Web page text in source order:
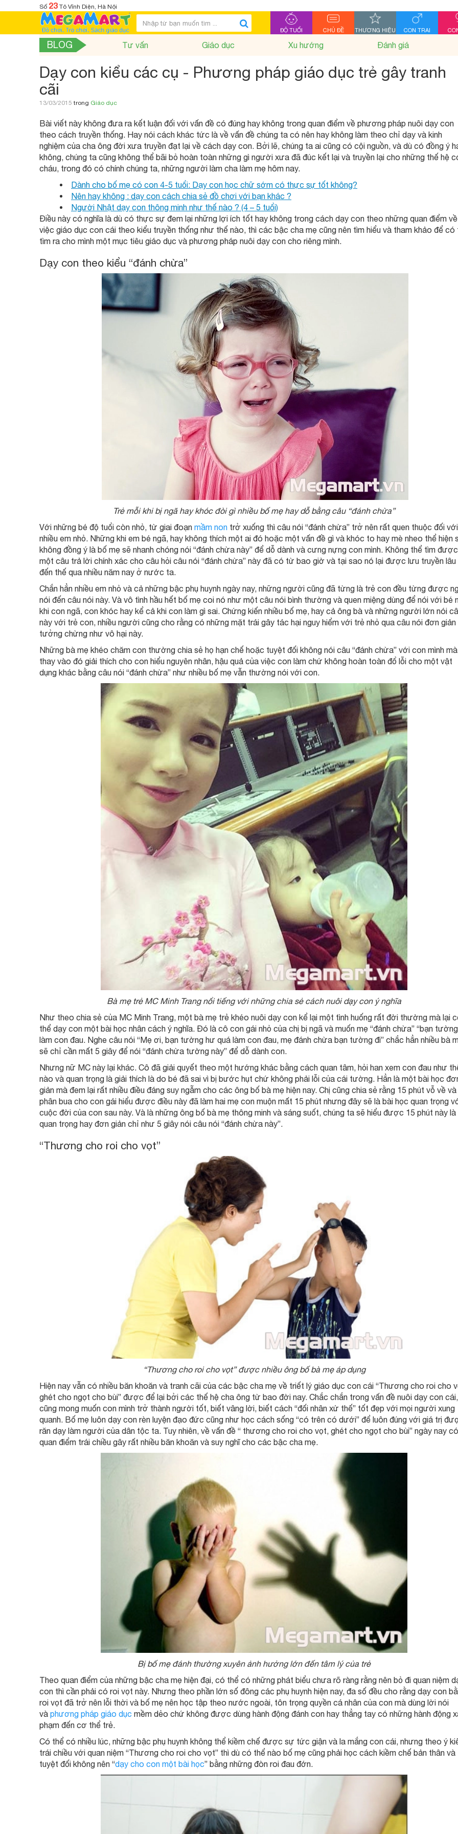
Số 23 Tô Vĩnh Diện, Hà Nội
ĐỘ TUỔI CHỦ ĐỀ THƯƠNG HIỆU CON TRAI
BLOG Tư vấn Giáo dục Xu hướng Đánh giá
Dạy con kiểu các cụ - Phương pháp giáo dục trẻ gây tranh
cãi
13/03/2015 trong Giáo dục
Bài viết này không đưa ra kết luận đối với vấn đề có đúng hay không trong quan điểm về phương pháp nuôi dạy con
theo cách truyền thống. Hay nói cách khác tức là về vấn đề chúng ta có nên hay không làm theo chỉ dạy và kinh
nghiệm của cha ông đời xưa truyền đạt lại về cách dạy con. Bởi lẽ, chúng ta ai cũng có cội nguồn, và dù có đồng ý
không, chúng ta cũng không thể bãi bỏ hoàn toàn những gì người xưa đã đúc kết lại và truyền lại cho những thế hệ
cháu, trong đó có chính chúng ta, những người làm cha làm mẹ hôm nay.
Dành cho bố mẹ có con 4-5 tuổi: Dạy con học chữ sớm có thực sự tốt không?
Nên hay không : dạy con cách chia sẻ đồ chơi với bạn khác ?
Người Nhật dạy con thông minh như thế nào ? (4 – 5 tuổi)
Điều này có nghĩa là dù có thực sự đem lại những lợi ích tốt hay không trong cách dạy con theo những quan điểm về
việc giáo dục con cái theo kiểu truyền thống như thế nào, thì các bậc cha mẹ cũng nên tìm hiểu và tham khảo để có
tìm ra cho mình một mục tiêu giáo dục và phương pháp nuôi dạy con cho riêng mình.
Dạy con theo kiểu “đánh chừa”
Trẻ mỗi khi bị ngã hay khóc đòi gì nhiều bố mẹ hay dỗ bằng câu “đánh chừa”
Với những bé độ tuổi còn nhỏ, từ giai đoạn mầm non trở xuống thì câu nói “đánh chừa” trở nên rất quen thuộc đối với
nhiều em nhỏ. Những khi em bé ngã, hay không thích một ai đó hoặc một vấn đề gì và khóc to hay mè nheo thể hiện
không đồng ý là bố mẹ sẽ nhanh chóng nói “đánh chừa này” để dỗ dành và cưng nựng con mình. Không thể tìm được
một câu trả lời chính xác cho câu hỏi câu nói “đánh chừa” này đã có từ bao giờ và tại sao nó lại được lưu truyền lâu
đến thế qua nhiều năm nay ở nước ta.
Chắn hẳn nhiều em nhỏ và cả những bậc phụ huynh ngày nay, những người cũng đã từng là trẻ con đều từng được
nói đến câu nói này. Và vô tình hầu hết bố mẹ coi nó như một câu nói bình thường và quen miệng dùng để nói với bé
khi con ngã, con khóc hay kể cả khi con làm gì sai. Chứng kiến nhiều bố mẹ, hay cả ông bà và những người lớn nói
này với trẻ con, nhiều người cũng cho rằng có những mặt trái gây tác hại nguy hiểm với trẻ nhỏ qua câu nói đơn giản
tưởng chừng như vô hại này.
Những bà mẹ khéo chăm con thường chia sẻ họ hạn chế hoặc tuyệt đối không nói câu “đánh chừa” với con mình mà
thay vào đó giải thích cho con hiểu nguyên nhân, hậu quả của việc con làm chứ không hoàn toàn đổ lỗi cho một vật
dụng khác bằng câu nói “đánh chừa” như nhiều bố mẹ vẫn thường nói với con.
Bà mẹ trẻ MC Minh Trang nổi tiếng với những chia sẻ cách nuôi dạy con ý nghĩa
Như theo chia sẻ của MC Minh Trang, một bà mẹ trẻ khéo nuôi dạy con kể lại một tình huống rất đời thường mà lại
thể dạy con một bài học nhân cách ý nghĩa. Đó là cô con gái nhỏ của chị bị ngã và muốn mẹ “đánh chừa” “bạn
làm con đau. Nghe câu nói “Mẹ ơi, bạn tường hư quá làm con đau, mẹ đánh chừa bạn tường đi” chắc hẳn nhiều bà
sẽ chỉ cần mất 5 giây để nói “đánh chừa tường này” để dỗ dành con.
Nhưng nữ MC này lại khác. Cô đã giải quyết theo một hướng khác bằng cách quan tâm, hỏi han xem con đau như
nào và quan trọng là giải thích là do bé đã sai vì bị bước hụt chứ không phải lỗi của cái tường. Hẳn là một bài học
giản mà đem lại rất nhiều điều đáng suy ngẫm cho các ông bố bà mẹ hiện nay. Chị cũng chia sẻ rằng 15 phút vỗ về và
phân bua cho con gái hiểu được điều này đã làm hai mẹ con muộn mất 15 phút nhưng đây sẽ là bài học quan trọng
cuộc đời của con sau này. Và là những ông bố bà mẹ thông minh và sáng suốt, chúng ta sẽ hiểu được 15 phút này là
quan trọng hay đơn giản chỉ như 5 giây nói câu nói “đánh chừa này”.
“Thương cho roi cho vọt”
“Thương cho roi cho vọt” được nhiều ông bố bà mẹ áp dụng
Hiện nay vẫn có nhiều băn khoăn và tranh cãi của các bậc cha mẹ về triết lý giáo dục con cái “Thương cho roi cho
ghét cho ngọt cho bùi” được để lại bởi các thế hệ cha ông từ bao đời nay. Chắc chắn trong vấn đề nuôi dạy con
cũng mong muốn con mình trở thành người tốt, biết vâng lời, biết cách “đối nhân xử thế” tốt đẹp với mọi người xung
quanh. Bố mẹ luôn dạy con rèn luyện đạo đức cũng như học cách sống “có trên có dưới” để luôn đúng với giá trị
răn dạy làm người của dân tộc ta. Tuy nhiên, về vấn đề “ thương cho roi cho vọt, ghét cho ngọt cho bùi” ngày nay
quan điểm trái chiều gây rất nhiều băn khoăn và suy nghĩ cho các bậc cha mẹ.
Bị bố mẹ đánh thường xuyên ảnh hưởng lớn đến tâm lý của trẻ
Theo quan điểm của những bậc cha mẹ hiện đại, có thể có những phát biểu chưa rõ ràng rằng nên bỏ đi quan niệm
con thì cần phải có roi vọt này. Nhưng theo phần lớn số đông các phụ huynh hiện nay, đa số đều cho rằng dạy con
roi vọt đã trở nên lỗi thời và bố mẹ nên học tập theo nước ngoài, tôn trọng quyền cá nhân của con mà dùng lời nói
và phương pháp giáo dục mềm dẻo chứ không được dùng hành động đánh con hay thẳng tay có những hành động
phạm đến cơ thể trẻ.
Có thể có nhiều lúc, những bậc phụ huynh không thể kiềm chế được sự tức giận và la mắng con cái, nhưng theo ý
trái chiều với quan niệm “Thương cho roi cho vọt” thì dù có thể nào bố mẹ cũng phải học cách kiềm chế bản thân và
tuyệt đối không nên “dạy cho con một bài học” bằng những đòn roi đau đớn.